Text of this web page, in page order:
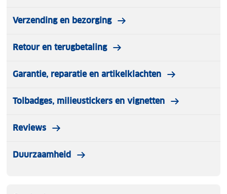
Verzending en bezorging
Retour en terugbetaling
Garantie, reparatie en artikelklachten
Tolbadges, milieustickers en vignetten
Reviews
Duurzaamheid